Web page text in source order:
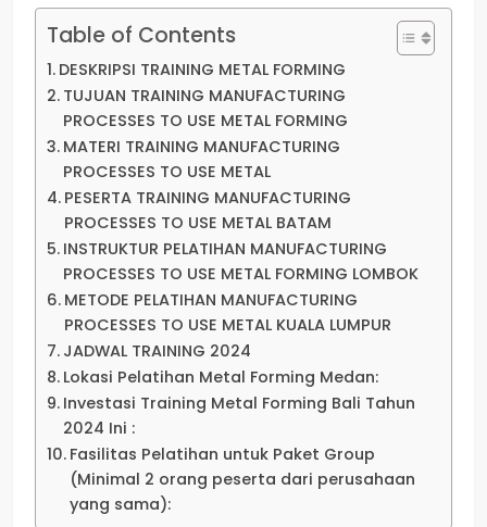
Table of Contents
DESKRIPSI TRAINING METAL FORMING
TUJUAN TRAINING MANUFACTURING
PROCESSES TO USE METAL FORMING
MATERI TRAINING MANUFACTURING
PROCESSES TO USE METAL
PESERTA TRAINING MANUFACTURING
PROCESSES TO USE METAL BATAM
INSTRUKTUR PELATIHAN MANUFACTURING
PROCESSES TO USE METAL FORMING LOMBOK
METODE PELATIHAN MANUFACTURING
PROCESSES TO USE METAL KUALA LUMPUR
JADWAL TRAINING 2024
Lokasi Pelatihan Metal Forming Medan:
Investasi Training Metal Forming Bali Tahun
2024 Ini :
Fasilitas Pelatihan untuk Paket Group
(Minimal 2 orang peserta dari perusahaan
yang sama):